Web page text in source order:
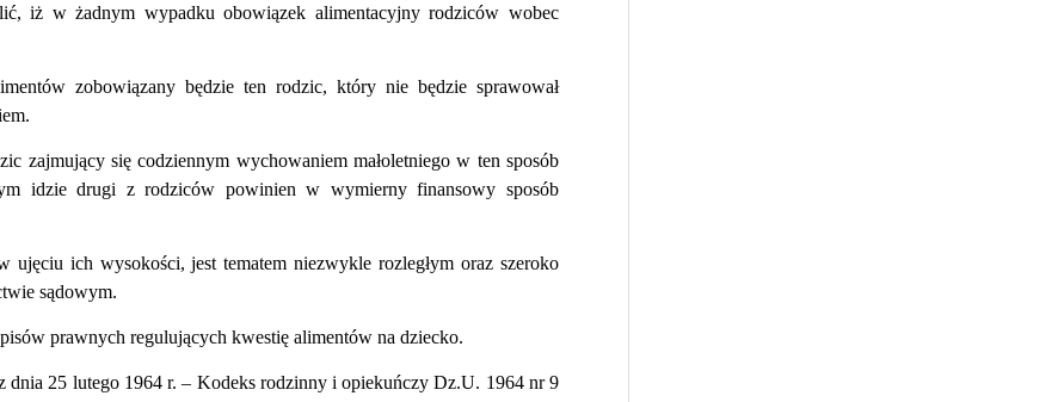
iż w żadnym wypadku obowiązek alimentacyjny rodziców wobec
zobowiązany będzie ten rodzic, który nie będzie sprawował
zajmujący się codziennym wychowaniem małoletniego w ten sposób
idzie drugi z rodziców powinien w wymierny finansowy sposób
ich wysokości, jest tematem niezwykle rozległym oraz szeroko
sądowym.
prawnych regulujących kwestię alimentów na dziecko.
dnia 25 lutego 1964 r. – Kodeks rodzinny i opiekuńczy Dz.U. 1964 nr 9